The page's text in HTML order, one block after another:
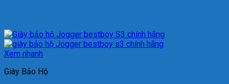
Xem nhanh
Giày Bảo Hộ